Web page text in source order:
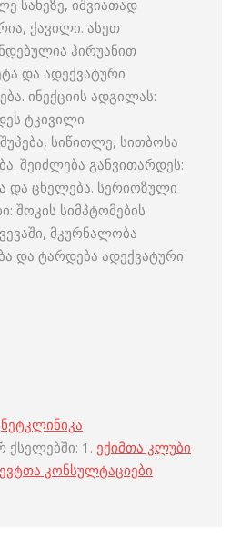
სახეზე, იშვიათად
ქავილი. ასეთ
ჰირუანით
და ადექვატური
ინექციის ადგილას:
ტკივილი
სიწითლე, სითბოსა
შეიძლება განვითარდეს:
და ცხელება. სერიოზული
შოკის სიმპტომების
მკურნალობა
და ტარდება ადექვატური
ნეტკლინიკა
1. ექიმთა კლუბი
კონსულტაციები